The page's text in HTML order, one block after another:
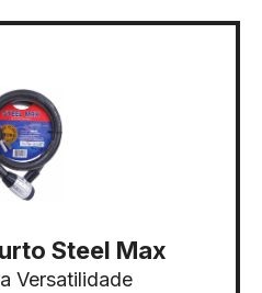
Steel Max
Versatilidade